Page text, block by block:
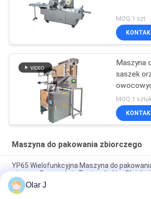
MOQ:1 szt
Maszyna
saszek
MOQ:1
Maszyna do pakowania zbiorczego
YP65 Wielofunkcyjna Maszyna do
pionowy Saus sałaty Zestaw lodów Olejek
2600W 15KHZ Normatywna maszyna
Olar J